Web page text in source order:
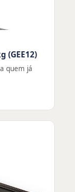
(GEE12)
quem já